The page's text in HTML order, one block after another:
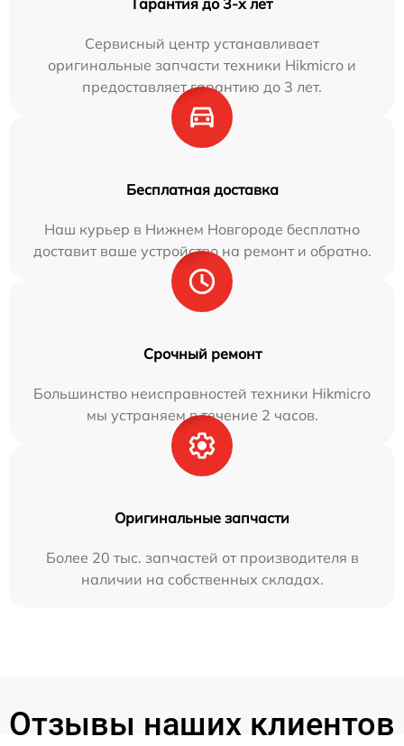
Сервисный центр устанавливает
оригинальные запчасти техники Hikmicro и
предоставляет гарантию до 3 лет.
Бесплатная доставка
Наш курьер в Нижнем Новгороде бесплатно
доставит ваше устройство на ремонт и обратно.
Срочный ремонт
Большинство неисправностей техники Hikmicro
мы устраняем в течение 2 часов.
Оригинальные запчасти
Более 20 тыс. запчастей от производителя в
наличии на собственных складах.
Отзывы наших клиентов